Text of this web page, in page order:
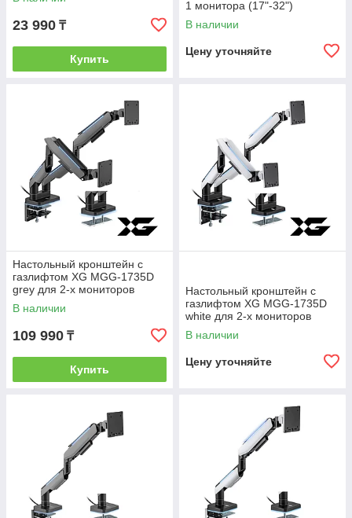
23 990 ₸
Купить
1 монитора (17"-32")
В наличии
Цену уточняйте
Настольный кронштейн с
газлифтом XG MGG-1735D
grey для 2-х мониторов
(17"-35") Серый
В наличии
109 990 ₸
Купить
Настольный кронштейн с
газлифтом XG MGG-1735D
white для 2-х мониторов
(17"-35") Белый
В наличии
Цену уточняйте